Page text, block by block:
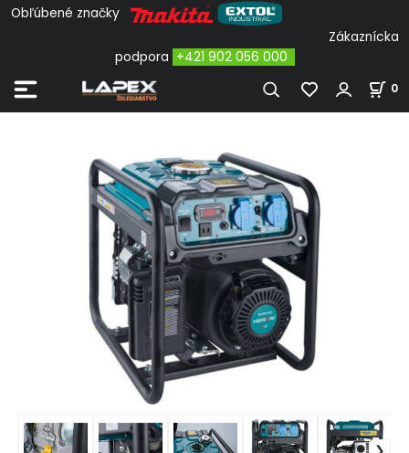
Obľúbené značky
Zákaznícka
podpora +421 902 056 000
0